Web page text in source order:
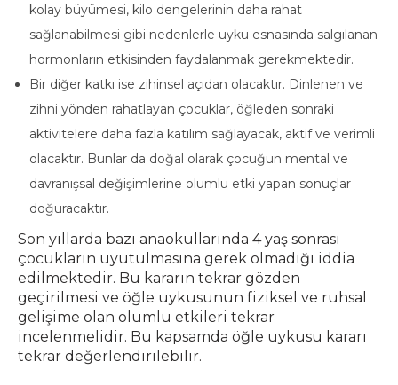
kolay büyümesi, kilo dengelerinin daha rahat
sağlanabilmesi gibi nedenlerle uyku esnasında salgılanan
hormonların etkisinden faydalanmak gerekmektedir.
Bir diğer katkı ise zihinsel açıdan olacaktır. Dinlenen ve
zihni yönden rahatlayan çocuklar, öğleden sonraki
aktivitelere daha fazla katılım sağlayacak, aktif ve verimli
olacaktır. Bunlar da doğal olarak çocuğun mental ve
davranışsal değişimlerine olumlu etki yapan sonuçlar
doğuracaktır.
Son yıllarda bazı anaokullarında 4 yaş sonrası
çocukların uyutulmasına gerek olmadığı iddia
edilmektedir. Bu kararın tekrar gözden
geçirilmesi ve öğle uykusunun fiziksel ve ruhsal
gelişime olan olumlu etkileri tekrar
incelenmelidir. Bu kapsamda öğle uykusu kararı
tekrar değerlendirilebilir.